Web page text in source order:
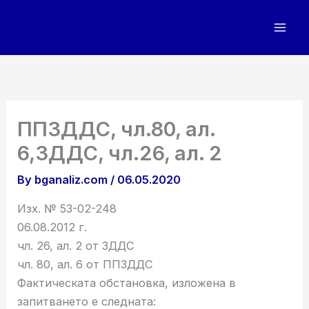
ППЗДДС, чл.80, aл.
6,ЗДДС, чл.26, aл. 2
By bganaliz.com / 06.05.2020
Изх. № 53-02-248
06.08.2012 г.
чл. 26, ал. 2 от ЗДДС
чл. 80, ал. 6 от ППЗДДС
Фактическата обстановка, изложена в
запитването е следната: